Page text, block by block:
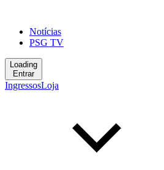
Notícias
PSG TV
Loading
Entrar
IngressosLoja